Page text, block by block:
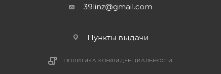
39linz@gmail.com
Пункты выдачи
ПОЛИТИКА КОНФИДЕНЦИАЛЬНОСТИ